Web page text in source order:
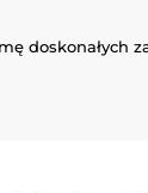
doskonałych